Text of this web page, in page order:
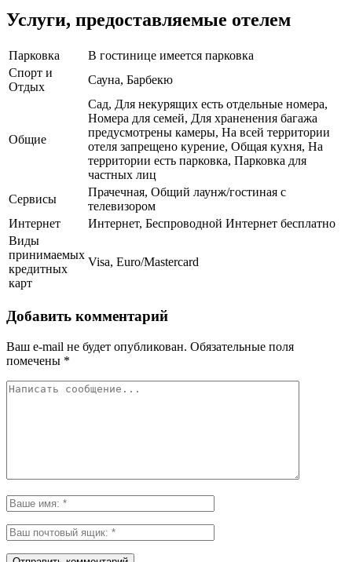
Услуги, предоставляемые отелем
Парковка
В гостинице имеется парковка
Спорт и
Отдых
Сауна, Барбекю
Общие
Сад, Для некурящих есть отдельные номера,
Номера для семей, Для храненения багажа
предусмотрены камеры, На всей территории
отеля запрещено курение, Общая кухня, На
территории есть парковка, Парковка для
частных лиц
Сервисы
Прачечная, Общий лаунж/гостиная с
телевизором
Интернет
Интернет, Беспроводной Интернет бесплатно
Виды
принимаемых
кредитных
карт
Visa, Euro/Mastercard
Добавить комментарий
Ваш e-mail не будет опубликован. Обязательные поля
помечены *